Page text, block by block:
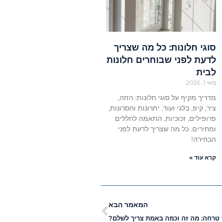
סוגי חלונות: כל מה שצריך
לדעת לפני שבוחרים חלונות
לבית
מאי 1, 2026
מדריך מקיף על סוגי חלונות: הזזה,
ציר, קיפ, בלגי ועוד. יתרונות וחסרונות,
פרופילים, זכוכיות, התאמה לחללים
ומחירים. כל מה שצריך לדעת לפני
הבחירה!
קרא עוד »
המאמר הבא
טרחה: מה זה וכמה באמת צריך לשלם?